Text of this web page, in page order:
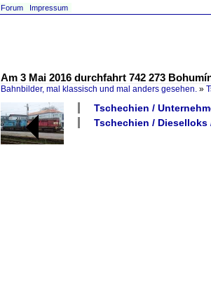
Forum Impressum
Am 3 Mai 2016 durchfahrt 742 273
Bahnbilder, mal klassisch und mal anders gesehen. »
Tschechien /
Tschechien / Dieselloks